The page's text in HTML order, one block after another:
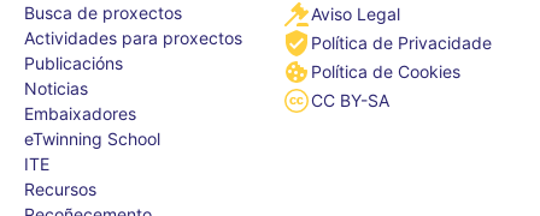
Busca de proxectos
Actividades para proxectos
Publicacións
Noticias
Embaixadores
eTwinning School
ITE
Recursos
Aviso Legal
Política de Privacidade
Política de Cookies
CC BY-SA